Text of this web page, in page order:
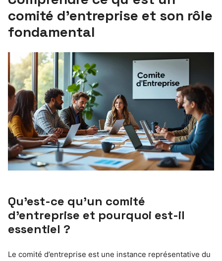
comité d’entreprise et son rôle
fondamental
Qu’est-ce qu’un comité
d’entreprise et pourquoi est-il
essentiel ?
Le comité d’entreprise est une instance représentative du